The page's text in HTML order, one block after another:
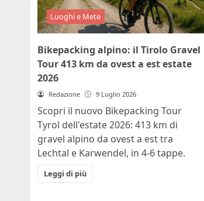
Luoghi e Mete
Bikepacking alpino: il Tirolo Gravel
Tour 413 km da ovest a est estate
2026
Redazione 9 Luglio 2026
Scopri il nuovo Bikepacking Tour
Tyrol dell'estate 2026: 413 km di
gravel alpino da ovest a est tra
Lechtal e Karwendel, in 4-6 tappe.
Leggi di più